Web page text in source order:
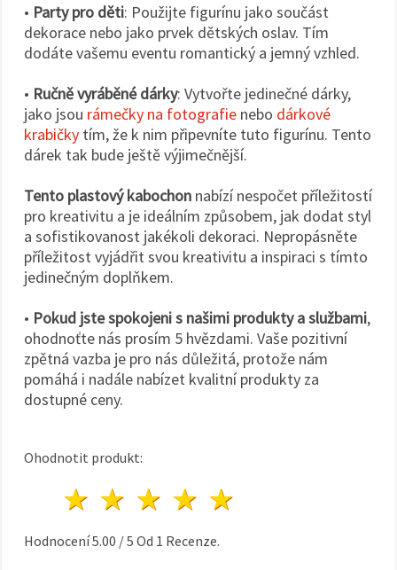
• Party pro děti: Použijte figurínu jako součást
dekorace nebo jako prvek dětských oslav. Tím
dodáte vašemu eventu romantický a jemný vzhled.
• Ručně vyráběné dárky: Vytvořte jedinečné dárky,
jako jsou rámečky na fotografie nebo dárkové
krabičky tím, že k nim připevníte tuto figurínu. Tento
dárek tak bude ještě výjimečnější.
Tento plastový kabochon nabízí nespočet příležitostí
pro kreativitu a je ideálním způsobem, jak dodat styl
a sofistikovanost jakékoli dekoraci. Nepropásněte
příležitost vyjádřit svou kreativitu a inspiraci s tímto
jedinečným doplňkem.
• Pokud jste spokojeni s našimi produkty a službami,
ohodnoťte nás prosím 5 hvězdami. Vaše pozitivní
zpětná vazba je pro nás důležitá, protože nám
pomáhá i nadále nabízet kvalitní produkty za
dostupné ceny.
Ohodnotit produkt:
4 hvězdy
3 hvězdy
2 hvězdy
1 hvězda
Hodnocení5.00 /5 Od 1 Recenze.